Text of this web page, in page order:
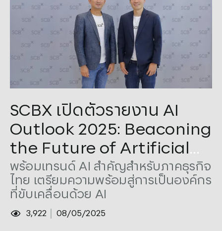
Tags: AI, Outlook 2025
SCBX เปิดตัวรายงาน AI
Outlook 2025: Beaconing
the Future of Artificial
Intelligence
พร้อมเทรนด์ AI สำคัญสำหรับภาคธุรกิจ
ไทย เตรียมความพร้อมสู่การเป็นองค์กร
ที่ขับเคลื่อนด้วย AI
3,922 08/05/2025